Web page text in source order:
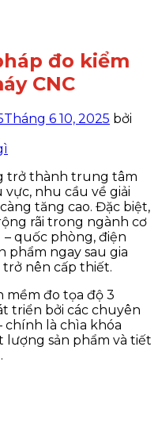
đo kiểm
CNC
Tháng 6 10, 2025 bởi
trở thành trung tâm
nhu cầu về giải
tăng cao. Đặc biệt,
rãi trong ngành cơ
– quốc phòng, điện
phẩm ngay sau gia
nên cấp thiết.
mềm đo tọa độ 3
triển bởi các chuyên
chính là chìa khóa
sản phẩm và tiết